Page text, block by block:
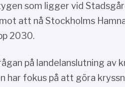
som ligger vid
att nå Stockholms
2030.
på landelanslutning av
har fokus på att göra